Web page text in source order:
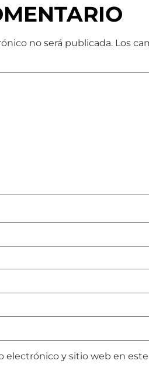
no será publicada. Los
electrónico y sitio web en